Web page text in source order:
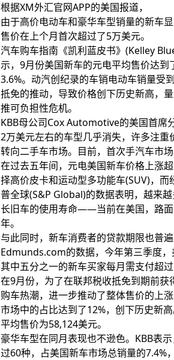
根据XM外汇官网APP的美国报道，
由于高价电动车和豪华车型销量的新车
售价在上个月首次超过了5万美元。
汽车购车指南《凯利蓝皮书》(Kelley
示，9月份美国新车的元电平均售价达到
3.6%。动汽创纪录的车销电动车销量受
抵免的推动，导致价格创下历史新高，
推可负担性危机。
KBB母公司Cox Automotive的美国首席
2万美元左右的车型几乎消失，许多注重
转向二手车市场。目前，首次手汽车市
在过去五年间，元电美国新车价格上涨
择高价皮卡和运动型多功能车(SUV)，
普全球(S&P Global)的数据表明，越来
长旧车的使用寿命——当前在美国，路
年。
与此同时，新车消费者的贷款期限也普
Edmunds.com的数据，今年第三季度，
其中五分之一的新车买家每月需支付超
在9月份，为了在联邦税收抵免到期前
购车热潮，进一步推动了整体售价的上
市场中的占比达到了12%，创下历史新
平均售价为58,124美元。
豪华车型在同月表现也不逊色。KBB表
过60种，占美国新车市场总销量的7.4%